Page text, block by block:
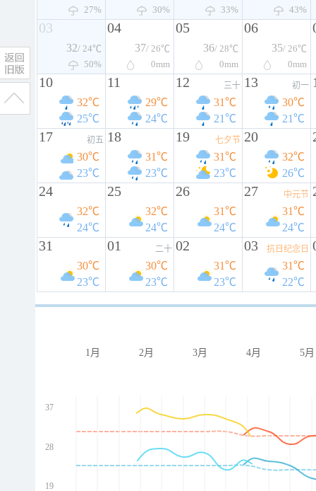
27%
30%
33%
43%
03
32/ 24℃
50%
04
37/ 26℃
0mm
05
36/ 28℃
0mm
06
35/ 26℃
0mm
10
32℃
25℃
11
29℃
24℃
12 三十
31℃
21℃
13 初一
30℃
21℃
17 初五
30℃
23℃
18
31℃
23℃
19 七夕节
31℃
23℃
20
32℃
26℃
24
32℃
24℃
25
32℃
24℃
26
31℃
24℃
27 中元节
31℃
24℃
31
30℃
23℃
01 二十
30℃
23℃
02
31℃
23℃
03 抗日纪念日
31℃
22℃
1月 2月 3月 4月 5月
37
28
19